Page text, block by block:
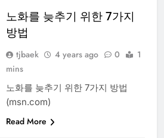
노화를 늦추기 위한 7가지
방법
tjbaek 4 years ago 0
1
mins
노화를 늦추기 위한 7가지 방법
(msn.com)
Read More